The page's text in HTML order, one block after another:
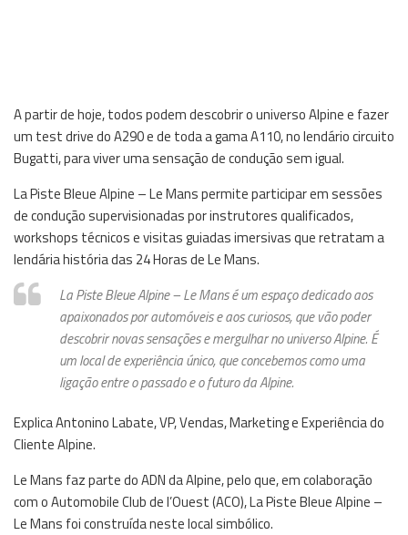
A partir de hoje, todos podem descobrir o universo Alpine e fazer
um test drive do A290 e de toda a gama A110, no lendário circuito
Bugatti, para viver uma sensação de condução sem igual.
La Piste Bleue Alpine – Le Mans permite participar em sessões
de condução supervisionadas por instrutores qualificados,
workshops técnicos e visitas guiadas imersivas que retratam a
lendária história das 24 Horas de Le Mans.
La Piste Bleue Alpine – Le Mans é um espaço dedicado aos
apaixonados por automóveis e aos curiosos, que vão poder
descobrir novas sensações e mergulhar no universo Alpine. É
um local de experiência único, que concebemos como uma
ligação entre o passado e o futuro da Alpine.
Explica Antonino Labate, VP, Vendas, Marketing e Experiência do
Cliente Alpine.
Le Mans faz parte do ADN da Alpine, pelo que, em colaboração
com o Automobile Club de l’Ouest (ACO), La Piste Bleue Alpine –
Le Mans foi construída neste local simbólico.